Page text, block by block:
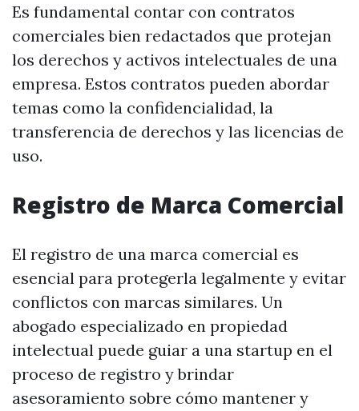
Es fundamental contar con contratos
comerciales bien redactados que protejan
los derechos y activos intelectuales de una
empresa. Estos contratos pueden abordar
temas como la confidencialidad, la
transferencia de derechos y las licencias de
uso.
Registro de Marca Comercial
El registro de una marca comercial es
esencial para protegerla legalmente y evitar
conflictos con marcas similares. Un
abogado especializado en propiedad
intelectual puede guiar a una startup en el
proceso de registro y brindar
asesoramiento sobre cómo mantener y